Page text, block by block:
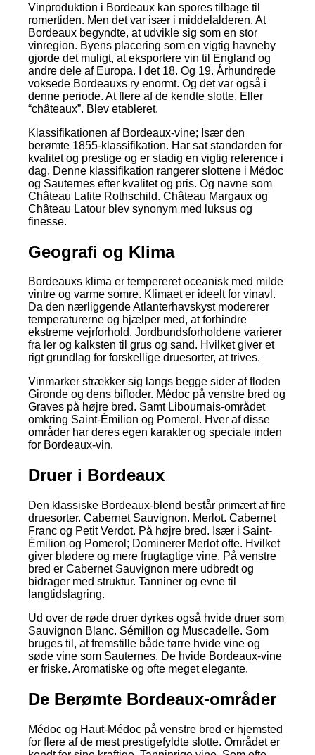
Vinproduktion i Bordeaux kan spores tilbage til
romertiden. Men det var især i middelalderen. At
Bordeaux begyndte, at udvikle sig som en stor
vinregion. Byens placering som en vigtig havneby
gjorde det muligt, at eksportere vin til England og
andre dele af Europa. I det 18. Og 19. Århundrede
voksede Bordeauxs ry enormt. Og det var også i
denne periode. At flere af de kendte slotte. Eller
“châteaux”. Blev etableret.
Klassifikationen af Bordeaux-vine; Især den
berømte 1855-klassifikation. Har sat standarden for
kvalitet og prestige og er stadig en vigtig reference i
dag. Denne klassifikation rangerer slottene i Médoc
og Sauternes efter kvalitet og pris. Og navne som
Château Lafite Rothschild. Château Margaux og
Château Latour blev synonym med luksus og
finesse.
Geografi og Klima
Bordeauxs klima er tempereret oceanisk med milde
vintre og varme somre. Klimaet er ideelt for vinavl.
Da den nærliggende Atlanterhavskyst modererer
temperaturerne og hjælper med, at forhindre
ekstreme vejrforhold. Jordbundsforholdene varierer
fra ler og kalksten til grus og sand. Hvilket giver et
rigt grundlag for forskellige druesorter, at trives.
Vinmarker strækker sig langs begge sider af floden
Gironde og dens bifloder. Médoc på venstre bred og
Graves på højre bred. Samt Libournais-området
omkring Saint-Émilion og Pomerol. Hver af disse
områder har deres egen karakter og speciale inden
for Bordeaux-vin.
Druer i Bordeaux
Den klassiske Bordeaux-blend består primært af fire
druesorter. Cabernet Sauvignon. Merlot. Cabernet
Franc og Petit Verdot. På højre bred. Især i Saint-
Émilion og Pomerol; Dominerer Merlot ofte. Hvilket
giver blødere og mere frugtagtige vine. På venstre
bred er Cabernet Sauvignon mere udbredt og
bidrager med struktur. Tanniner og evne til
langtidslagring.
Ud over de røde druer dyrkes også hvide druer som
Sauvignon Blanc. Sémillon og Muscadelle. Som
bruges til, at fremstille både tørre hvide vine og
søde vine som Sauternes. De hvide Bordeaux-vine
er friske. Aromatiske og ofte meget elegante.
De Berømte Bordeaux-områder
Médoc og Haut-Médoc på venstre bred er hjemsted
for flere af de mest prestigefyldte slotte. Området er